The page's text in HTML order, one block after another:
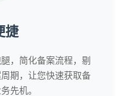
捷
，简化备案流程，剔
期，让您快速获取备
先机。